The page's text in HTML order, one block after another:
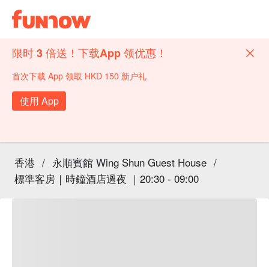
限时 3 倍送！下载App 领优惠！
首次下载 App 领取 HKD 150 新户礼
使用 App
香港 / 永順賓館 Wing Shun Guest House /
標準客房｜時鐘酒店過夜 ｜20:30 - 09:00